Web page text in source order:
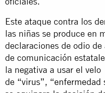
Este ataque contra los
las niñas se produce en
declaraciones de odio
de comunicación
la negativa a usar el velo
de “virus”, “enfermedad